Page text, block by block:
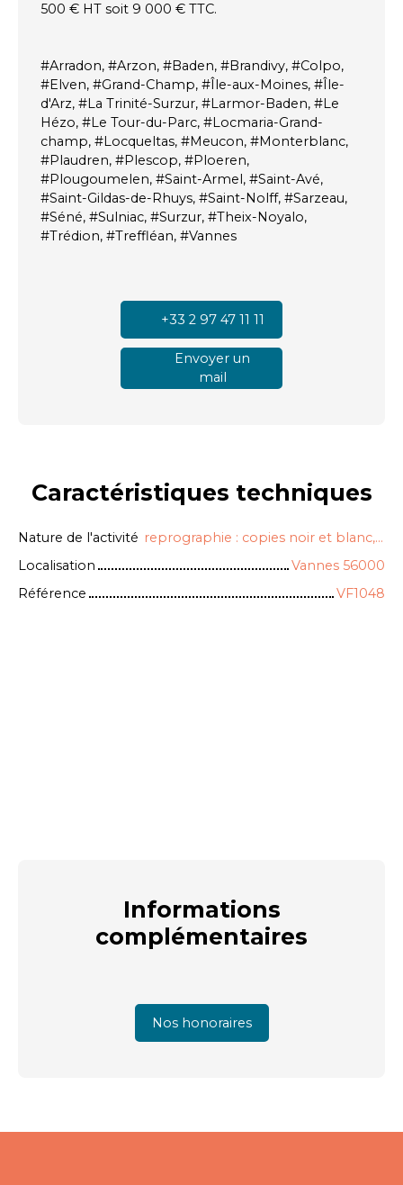
500 € HT soit 9 000 € TTC.
#Arradon, #Arzon, #Baden, #Brandivy, #Colpo,
#Elven, #Grand-Champ, #Île-aux-Moines, #Île-
d'Arz, #La Trinité-Surzur, #Larmor-Baden, #Le
Hézo, #Le Tour-du-Parc, #Locmaria-Grand-
champ, #Locqueltas, #Meucon, #Monterblanc,
#Plaudren, #Plescop, #Ploeren,
#Plougoumelen, #Saint-Armel, #Saint-Avé,
#Saint-Gildas-de-Rhuys, #Saint-Nolff, #Sarzeau,
#Séné, #Sulniac, #Surzur, #Theix-Noyalo,
#Trédion, #Treffléan, #Vannes
+33 2 97 47 11 11
Envoyer un
mail
Caractéristiques techniques
Nature de l'activité
reprographie : copies noir et blanc, couleur, reliures, plastification, maquettes et plans.
Localisation
Vannes 56000
Référence
VF1048
Informations
complémentaires
Nos honoraires